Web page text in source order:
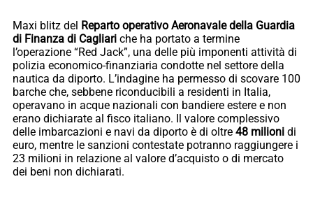
Maxi blitz del Reparto operativo Aeronavale della Guardia
di Finanza di Cagliari che ha portato a termine
l’operazione “Red Jack”, una delle più imponenti attività di
polizia economico-finanziaria condotte nel settore della
nautica da diporto. L’indagine ha permesso di scovare 100
barche che, sebbene riconducibili a residenti in Italia,
operavano in acque nazionali con bandiere estere e non
erano dichiarate al fisco italiano. Il valore complessivo
delle imbarcazioni e navi da diporto è di oltre 48 milioni di
euro, mentre le sanzioni contestate potranno raggiungere i
23 milioni in relazione al valore d’acquisto o di mercato
dei beni non dichiarati.